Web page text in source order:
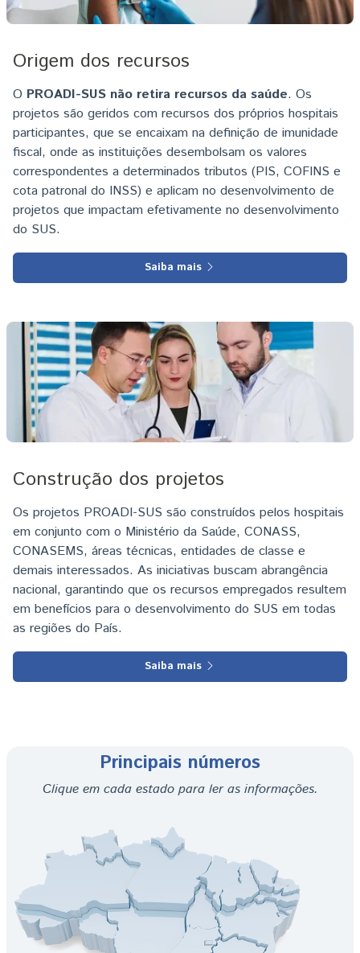
Origem dos recursos
O PROADI-SUS não retira recursos da saúde. Os
projetos são geridos com recursos dos próprios hospitais
participantes, que se encaixam na definição de imunidade
fiscal, onde as instituições desembolsam os valores
correspondentes a determinados tributos (PIS, COFINS e
cota patronal do INSS) e aplicam no desenvolvimento de
projetos que impactam efetivamente no desenvolvimento
do SUS.
Saiba mais
Imagem
Construção dos projetos
Os projetos PROADI-SUS são construídos pelos hospitais
em conjunto com o Ministério da Saúde, CONASS,
CONASEMS, áreas técnicas, entidades de classe e
demais interessados. As iniciativas buscam abrangência
nacional, garantindo que os recursos empregados resultem
em benefícios para o desenvolvimento do SUS em todas
as regiões do País.
Saiba mais
Principais números
Clique em cada estado para ler as informações.